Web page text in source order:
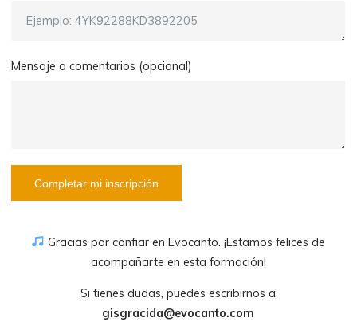
Mensaje o comentarios (opcional)
Completar mi inscripción
Gracias por confiar en Evocanto. ¡Estamos felices de
acompañarte en esta formación!
Si tienes dudas, puedes escribirnos a
gisgracida@evocanto.com